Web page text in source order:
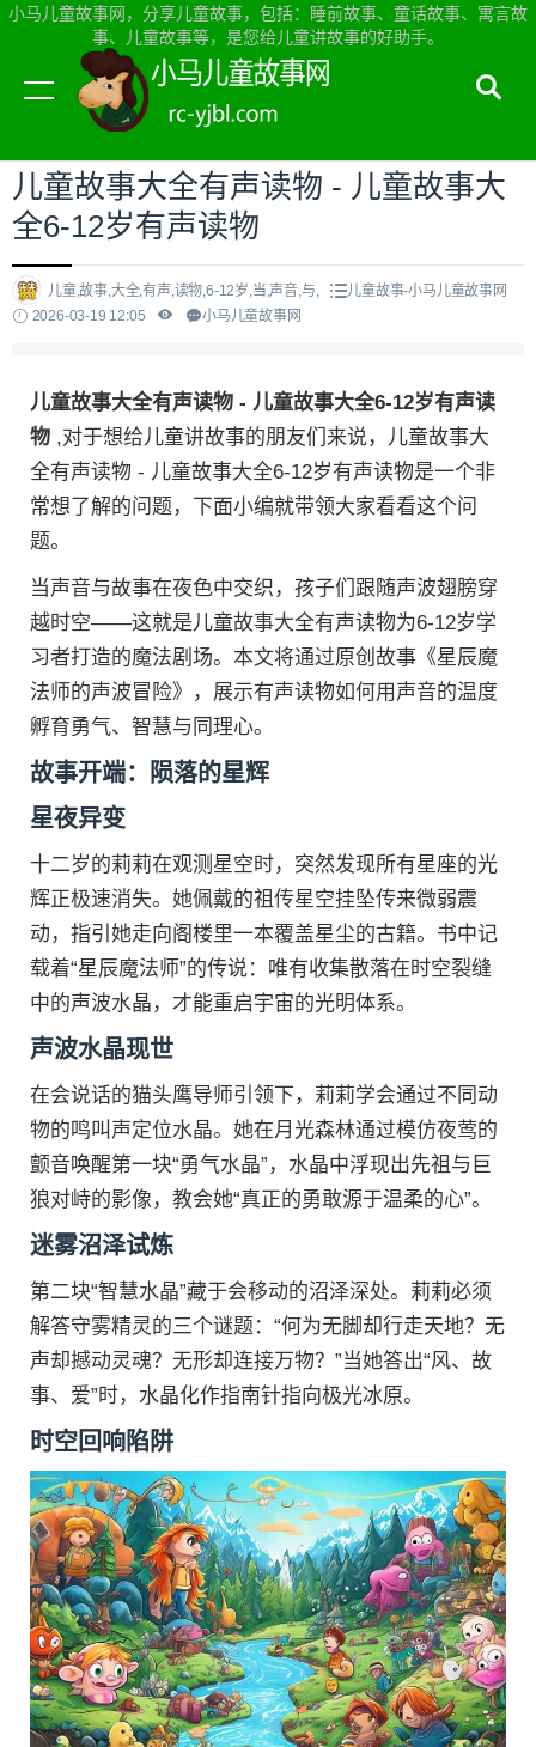
小马儿童故事网，分享儿童故事，包括：睡前故事、童话故事、寓言故
事、儿童故事等，是您给儿童讲故事的好助手。
当前位置：小马儿童故事网首页>儿童故事
儿童故事大全有声读物 - 儿童故事大
全6-12岁有声读物
儿童,故事,大全,有声,读物,6-12岁,当,声音,与,
儿童故事-小马儿童故事网
2026-03-19 12:05
小马儿童故事网
儿童故事大全有声读物 - 儿童故事大全6-12岁有声读
物 ,对于想给儿童讲故事的朋友们来说，儿童故事大
全有声读物 - 儿童故事大全6-12岁有声读物是一个非
常想了解的问题，下面小编就带领大家看看这个问
题。
当声音与故事在夜色中交织，孩子们跟随声波翅膀穿
越时空——这就是儿童故事大全有声读物为6-12岁学
习者打造的魔法剧场。本文将通过原创故事《星辰魔
法师的声波冒险》，展示有声读物如何用声音的温度
孵育勇气、智慧与同理心。
故事开端：陨落的星辉
星夜异变
十二岁的莉莉在观测星空时，突然发现所有星座的光
辉正极速消失。她佩戴的祖传星空挂坠传来微弱震
动，指引她走向阁楼里一本覆盖星尘的古籍。书中记
载着“星辰魔法师”的传说：唯有收集散落在时空裂缝
中的声波水晶，才能重启宇宙的光明体系。
声波水晶现世
在会说话的猫头鹰导师引领下，莉莉学会通过不同动
物的鸣叫声定位水晶。她在月光森林通过模仿夜莺的
颤音唤醒第一块“勇气水晶”，水晶中浮现出先祖与巨
狼对峙的影像，教会她“真正的勇敢源于温柔的心”。
迷雾沼泽试炼
第二块“智慧水晶”藏于会移动的沼泽深处。莉莉必须
解答守雾精灵的三个谜题：“何为无脚却行走天地？无
声却撼动灵魂？无形却连接万物？”当她答出“风、故
事、爱”时，水晶化作指南针指向极光冰原。
时空回响陷阱